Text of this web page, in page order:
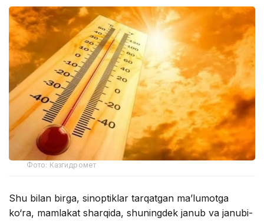
Фото: Казгидромет
Shu bilan birga, sinoptiklar tarqatgan ma’lumotga
ko‘ra, mamlakat sharqida, shuningdek janub va janubi-